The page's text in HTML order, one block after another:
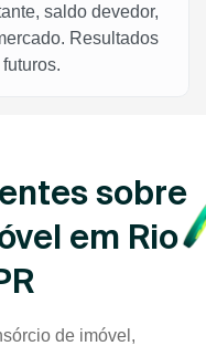
saldo devedor,
Resultados
sobre
em Rio
de imóvel,